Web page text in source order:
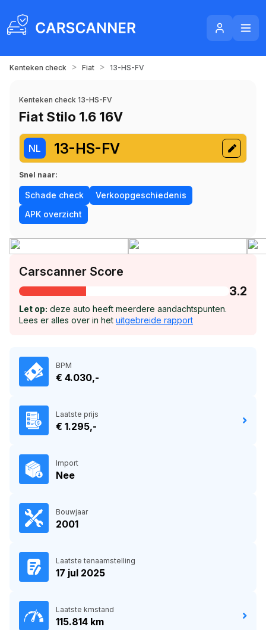
Kenteken check > Fiat > 13-HS-FV
Kenteken check 13-HS-FV
Fiat Stilo 1.6 16V
NL 13-HS-FV
Snel naar:
Schade check
Verkoopgeschiedenis
APK overzicht
Carscanner Score
3.2
Let op: deze auto heeft meerdere aandachtspunten.
Lees er alles over in het uitgebreide rapport
BPM
€ 4.030,-
Laatste prijs
€ 1.295,-
Import
Nee
Bouwjaar
2001
Laatste tenaamstelling
17 jul 2025
Laatste kmstand
115.814 km